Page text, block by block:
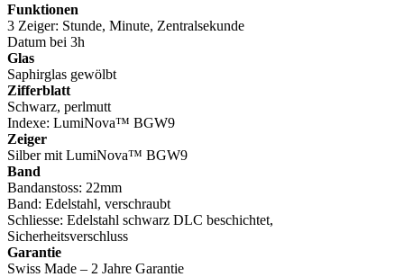
Funktionen
3 Zeiger: Stunde, Minute, Zentralsekunde
Datum bei 3h
Glas
Saphirglas gewölbt
Zifferblatt
Schwarz, perlmutt
Indexe: LumiNova™ BGW9
Zeiger
Silber mit LumiNova™ BGW9
Band
Bandanstoss: 22mm
Band: Edelstahl, verschraubt
Schliesse: Edelstahl schwarz DLC beschichtet,
Sicherheitsverschluss
Garantie
Swiss Made – 2 Jahre Garantie